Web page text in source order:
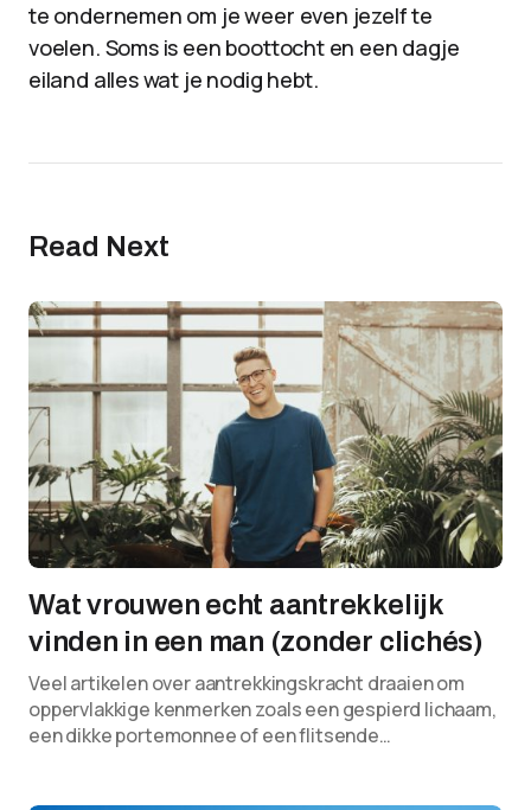
te ondernemen om je weer even jezelf te
voelen. Soms is een boottocht en een dagje
eiland alles wat je nodig hebt.
Read Next
Wat vrouwen echt aantrekkelijk
vinden in een man (zonder clichés)
Veel artikelen over aantrekkingskracht draaien om
oppervlakkige kenmerken zoals een gespierd lichaam,
een dikke portemonnee of een flitsende…